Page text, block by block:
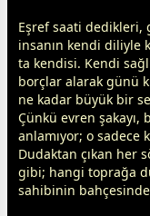
Eşref saati dedikleri,
insanın kendi diliyle
ta kendisi. Kendi
borçlar alarak günü
ne kadar büyük bir
Çünkü evren
anlamıyor; o sadece
Dudaktan çıkan her
gibi; hangi toprağa
sahibinin